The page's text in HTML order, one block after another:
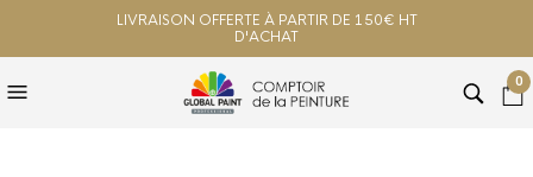
LIVRAISON OFFERTE À PARTIR DE 150€ HT
D'ACHAT
0